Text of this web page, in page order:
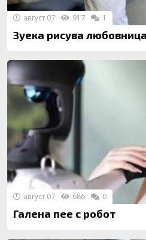
Зуека рисува
август 07 917 1
Галена пее с робот
август 07 686 0